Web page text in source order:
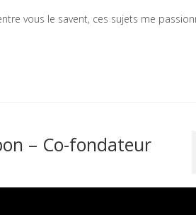
vous le savent, ces sujets me
– Co-fondateur